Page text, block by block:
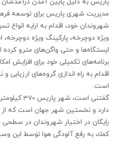
مدیریت شهری پاریس برای توسعه
شهروندان خود، اقدام به ارایه انواع
ویژه دوچرخه، پارکینگ ویژه
ایستگاه‌ها و حتی واگن‌های مترو
برنامه‌های تکمیلی خود برای افزایش
اقدام به راه ‌اندازی گروه‌های ارزیابی
است.
گفتنی است،
دارد و نخستین شهر جهان است كه از
رایگان در اختیار شهروندان در
كمك به رفع آلودگی هوا توسط این